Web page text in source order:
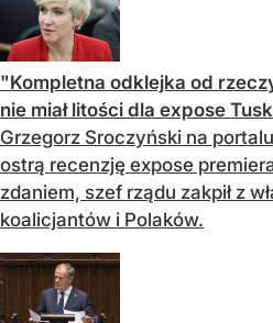
"Kompletna odklejka od
nie miał litości dla expose
Grzegorz Sroczyński na
ostrą recenzję expose
zdaniem, szef rządu zakpił z
koalicjantów i Polaków.